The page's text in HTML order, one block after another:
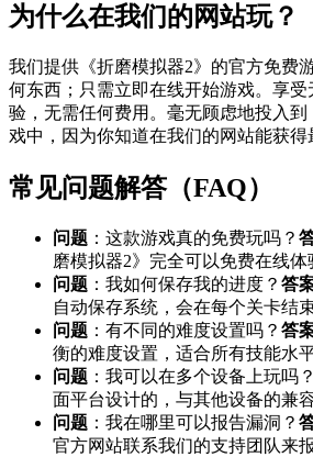
为什么在我们的网站玩？
我们提供《折磨模拟器2》的官方免费
何东西；只需立即在线开始游戏。享
验，无需任何费用。毫无顾虑地投入
戏中，因为你知道在我们的网站能获得
常见问题解答（FAQ）
问题 ：这款游戏真的免费玩吗？
磨模拟器2》完全可以免费在线体
问题 ：我如何保存我的进度？ 答
自动保存系统，会在每个关卡结
问题 ：有不同的难度设置吗？ 答
衡的难度设置，适合所有技能水
问题 ：我可以在多个设备上玩吗？
面平台设计的，与其他设备的兼
问题 ：我在哪里可以报告漏洞？
官方网站联系我们的支持团队来